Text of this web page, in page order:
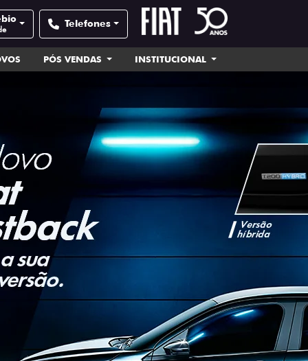
Telefones
PÓS VENDAS INSTITUCIONAL